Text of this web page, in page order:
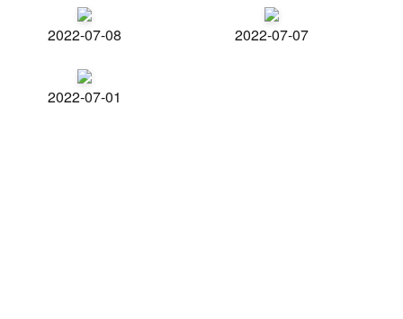
2022-07-08 2022-07-07
2022-07-01